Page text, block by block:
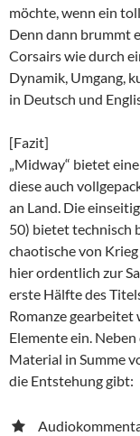
möchte, wenn ein
Denn dann brummt
Corsairs wie durch
Dynamik, Umgang,
in Deutsch und
[Fazit]
„Midway“ bietet
diese auch
an Land. Die
50) bietet technisch
chaotische von
hier ordentlich zur
erste Hälfte des
Romanze gearbeitet
Elemente ein.
Material in Summe
die Entstehung gibt: